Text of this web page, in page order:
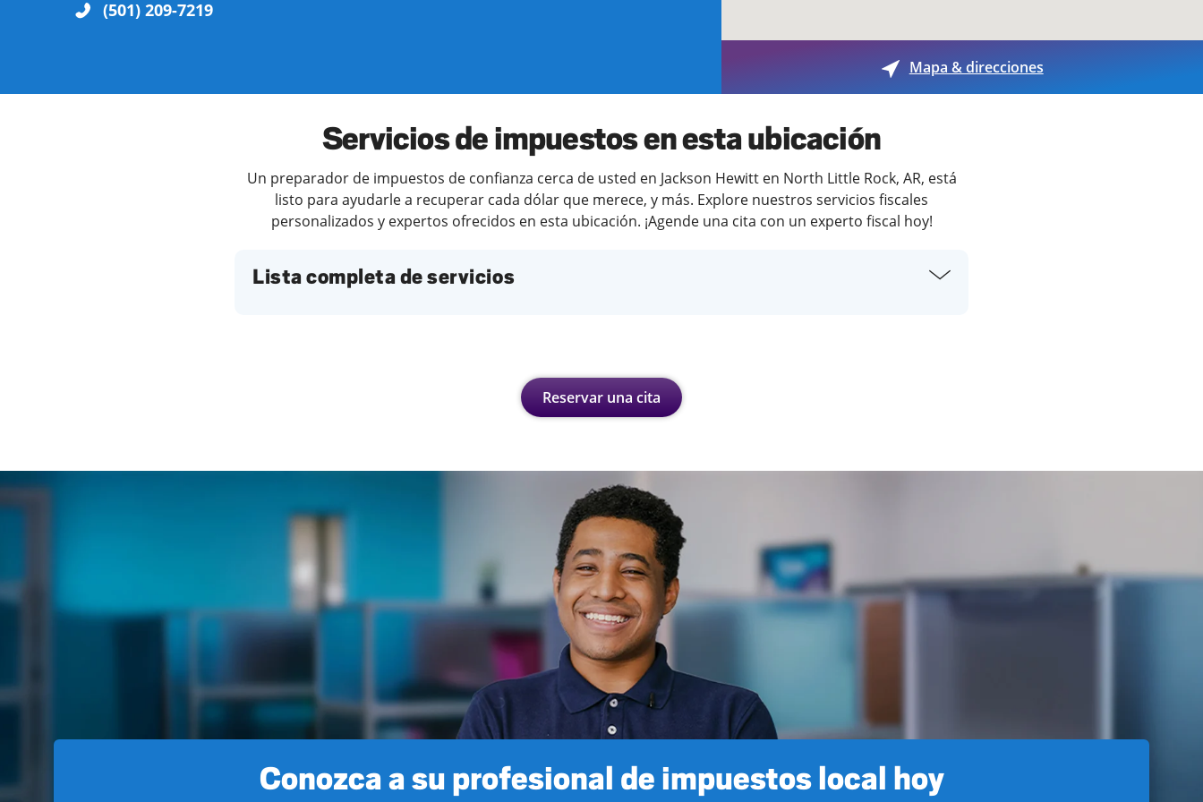
(501) 209-7219
Mapa & direcciones
Servicios de impuestos en esta ubicación
Un preparador de impuestos de confianza cerca de usted en Jackson Hewitt en North Little Rock, AR, está
listo para ayudarle a recuperar cada dólar que merece, y más. Explore nuestros servicios fiscales
personalizados y expertos ofrecidos en esta ubicación. ¡Agende una cita con un experto fiscal hoy!
Lista completa de servicios
Reservar una cita
Conozca a su profesional de impuestos local hoy